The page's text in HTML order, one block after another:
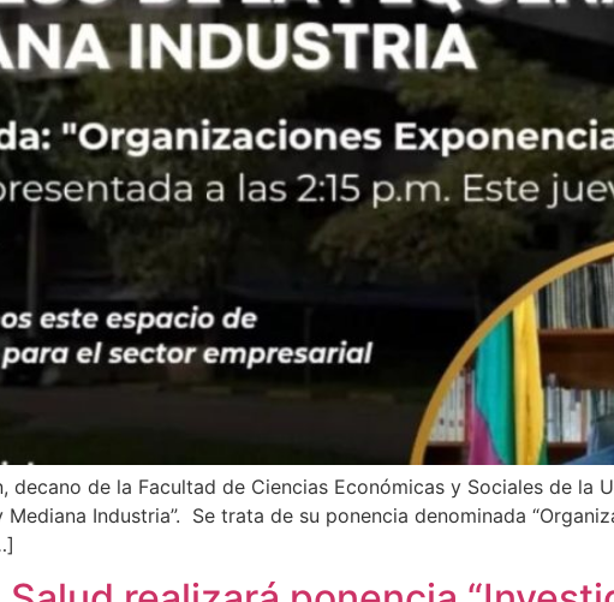
decano de la Facultad de Ciencias Económicas y Sociales de la
Industria”. Se trata de su ponencia denominada